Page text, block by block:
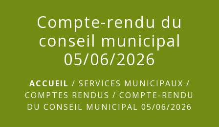
Compte-rendu du
conseil municipal
05/06/2026
ACCUEIL / SERVICES MUNICIPAUX /
COMPTES RENDUS / COMPTE-RENDU
DU CONSEIL MUNICIPAL 05/06/2026